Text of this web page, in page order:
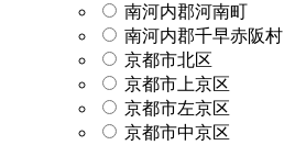
南河内郡河南町
南河内郡千早赤阪村
京都市北区
京都市上京区
京都市左京区
京都市中京区